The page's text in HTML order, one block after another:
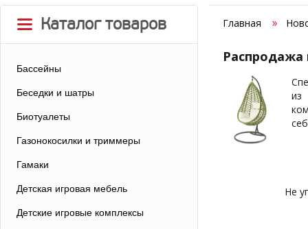
Каталог товаров
Бассейны
Беседки и шатры
Биотуалеты
Газонокосилки и триммеры
Гамаки
Детская игровая мебель
Детские игровые комплексы
Главная
Распродажа
из
Не